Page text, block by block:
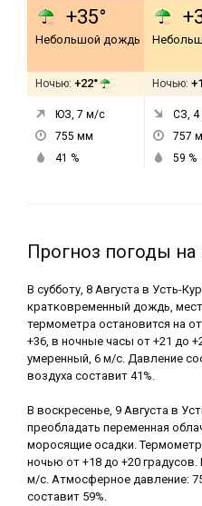
+35°
Небольшой дождь
Ночью: +22°
ЮЗ, 7 м/с
755 мм
41 %
Ночью:
СЗ, 4
757
59 %
Прогноз погоды
В субботу, 8 Августа в Усть-
кратковременный дождь,
термометра остановится на
+36, в ночные часы от +21 до
умеренный, 6 м/с. Давление
воздуха составит 41%.
В воскресенье, 9 Августа в
преобладать переменная
моросящие осадки.
ночью от +18 до +20
м/с. Атмосферное давление:
составит 59%.